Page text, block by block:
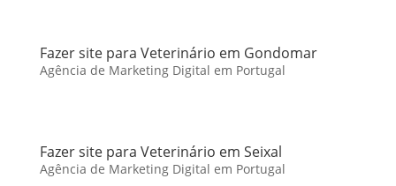
Fazer site para Veterinário em Gondomar
Agência de Marketing Digital em Portugal
Fazer site para Veterinário em Seixal
Agência de Marketing Digital em Portugal